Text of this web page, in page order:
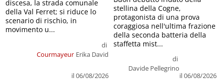
Courmayeur
di
Erika David
il 06/08/2026
discesa, la strada comunale
della Val Ferret; si riduce lo
scenario di rischio, in
movimento u...
di
Davide Pellegrino
il 06/08/2026
stellina della Cogne,
protagonista di una prova
coraggiosa nell'ultima frazione
della seconda batteria della
staffetta mist...